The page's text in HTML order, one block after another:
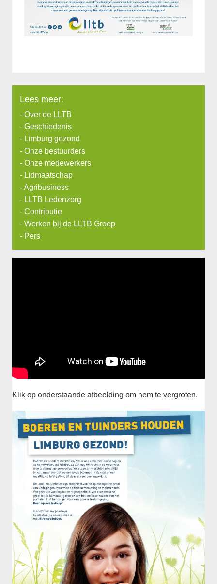
Lees meer:
- Over de LLTB
- Geschiedenis
- Limburg gezond
- Onze bestuurders
- Onze medewerkers
- Lidmaatschap
-Agribusiness
- LLTB Ledenzorg
- Contributie
- Werken bij de LLTB Groep
- Pers
Klik op onderstaande afbeelding om hem te vergroten.